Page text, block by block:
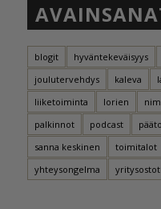
blogit hyväntekeväisyys
joulutervehdys
kaleva
liiketoiminta
lorien
palkinnot
podcast
sanna keskinen
toimitalot
yhteysongelma
yritysostot